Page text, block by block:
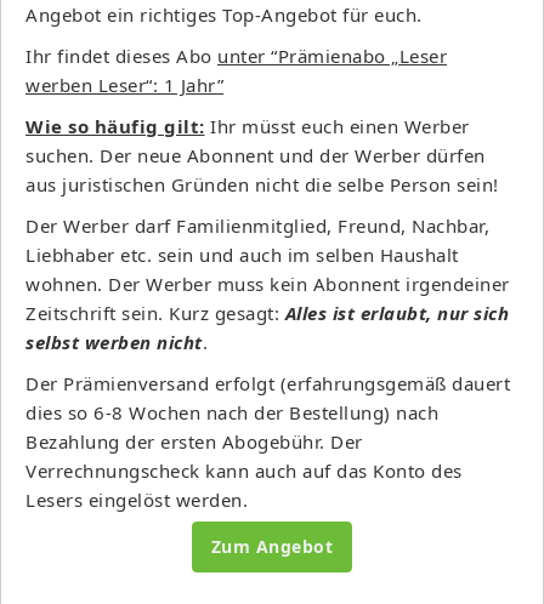
Angebot ein richtiges Top-Angebot für euch.
Ihr findet dieses Abo unter “Prämienabo „Leser
werben Leser“: 1 Jahr”
Wie so häufig gilt: Ihr müsst euch einen Werber
suchen. Der neue Abonnent und der Werber dürfen
aus juristischen Gründen nicht die selbe Person sein!
Der Werber darf Familienmitglied, Freund, Nachbar,
Liebhaber etc. sein und auch im selben Haushalt
wohnen. Der Werber muss kein Abonnent irgendeiner
Zeitschrift sein. Kurz gesagt: Alles ist erlaubt, nur sich
selbst werben nicht.
Der Prämienversand erfolgt (erfahrungsgemäß dauert
dies so 6-8 Wochen nach der Bestellung) nach
Bezahlung der ersten Abogebühr. Der
Verrechnungscheck kann auch auf das Konto des
Lesers eingelöst werden.
Zum Angebot